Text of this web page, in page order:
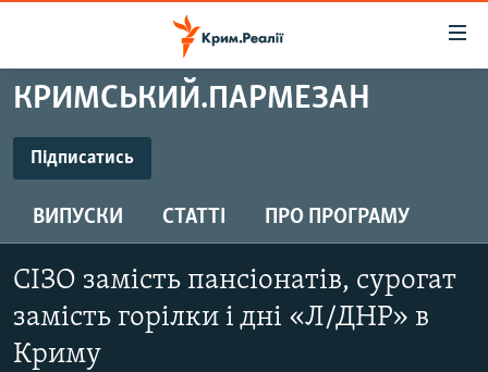
Перейти
до
основного
матеріалу
основної
навігації
Перейти
до
пошуку
ВОДА.КРИМ
БЛОГИ
ПОГЛЯД
ІНТЕРВ'Ю
КРИМСЬКИЙ.ПАРМЕЗАН
Підписатись
ВИПУСКИ СТАТТІ ПРО ПРОГРАМУ
СІЗО замість пансіонатів, сурогат
замість горілки і дні «Л/ДНР» в
Криму